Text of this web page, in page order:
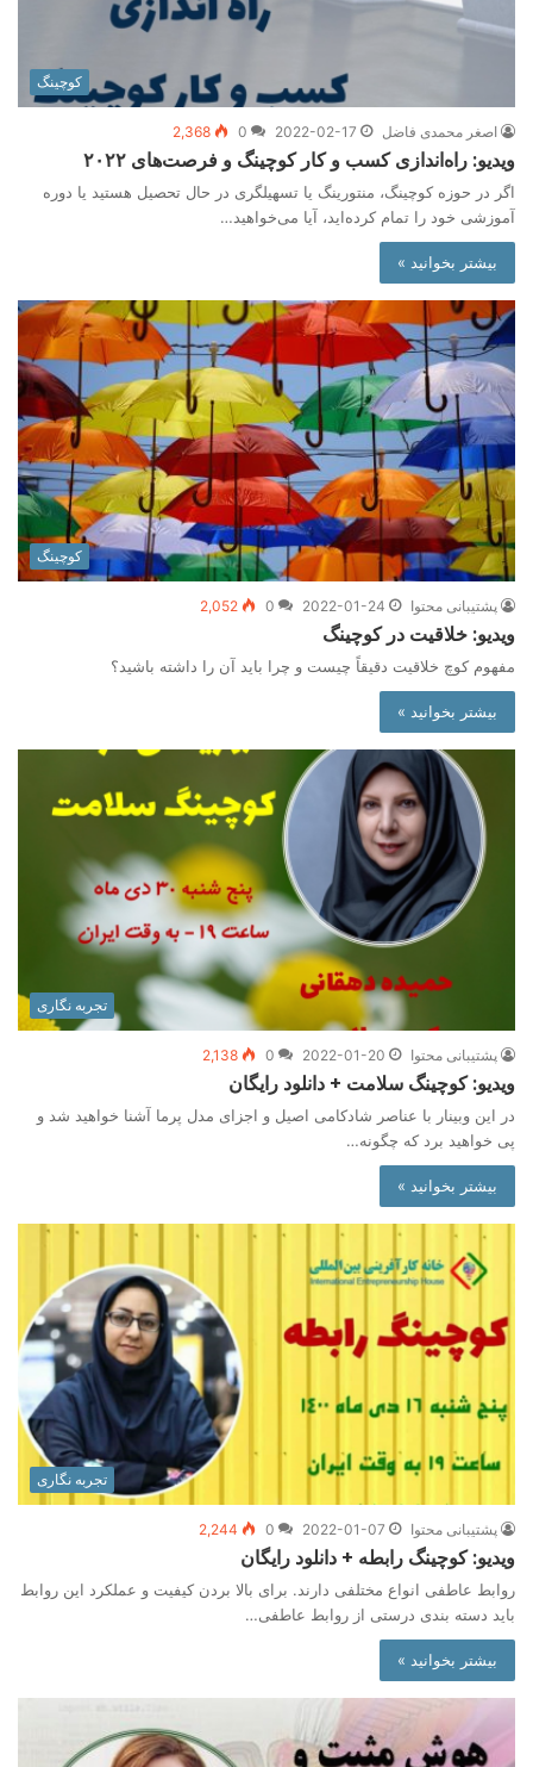
کوچینگ
اصغر محمدی فاضل 2022-02-17
0
2,368
ویدیو: راه‌اندازی کسب و کار کوچینگ و فرصت‌های ۲۰۲۲
اگر در حوزه کوچینگ، منتورینگ یا تسهیلگری در حال تحصیل هستید یا دوره
آموزشی خود را تمام کرده‌اید، آیا می‌خواهید…
بیشتر بخوانید »
کوچینگ
پشتیبانی محتوا 2022-01-24
0
2,052
ویدیو: خلاقیت در کوچینگ
مفهوم کوچ خلاقیت دقیقاً چیست و چرا باید آن را داشته باشید؟
بیشتر بخوانید »
تجربه نگاری
پشتیبانی محتوا 2022-01-20
0
2,138
ویدیو: کوچینگ سلامت + دانلود رایگان
در این وبینار با عناصر شادکامی اصیل و اجزای مدل پرما آشنا خواهید شد و
پی خواهید برد که چگونه…
بیشتر بخوانید »
تجربه نگاری
پشتیبانی محتوا 2022-01-07
0
2,244
ویدیو: کوچینگ رابطه + دانلود رایگان
روابط عاطفی انواع مختلفی دارند. برای بالا بردن کیفیت و عملکرد این روابط
باید دسته بندی درستی از روابط عاطفی…
بیشتر بخوانید »